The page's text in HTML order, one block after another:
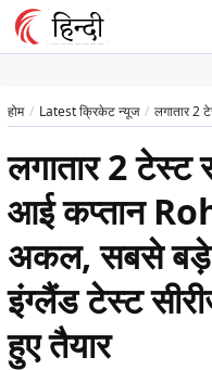
होम Latest क्रिकेट न्यूज लगातार 2 टेस्ट सीरीज में
लगातार 2 टेस्ट
आई कप्तान
अकल, सबसे बड़े
इंग्लैंड टेस्ट
हुए तैयार